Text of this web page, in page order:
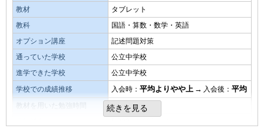
タブレットなど機材の使いやすさ・操作性
タブレットを売りにしているだけあって、タブレットの操作
性は申し分なく、しっかりできました
良いところや要望
毎日コツコツ無理なく続けることができて、タブレットなど
で子供のやる気を出す工夫がされていた
総合評価
演習問題の量
演習問題の量については、よくわかりませんが、特に問題は
なかったと思います。
目的を果たせたか
わからない問題をわかるようになってほしかったので、間違
えた問題をやり直したりできるのでよかった。
教材
タブレット
教科
国語・算数・数学・英語
オプション講座
記述問題対策
通っていた学校
公立中学校
進学できた学校
公立中学校
学校での成績推移
入会時： 平均よりやや上 → 入会後： 平均
教材を用いた勉強時間
1.0時間
続きを見る